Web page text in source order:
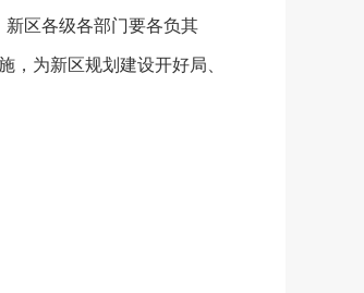
区各级各部门要各负其
为新区规划建设开好局、